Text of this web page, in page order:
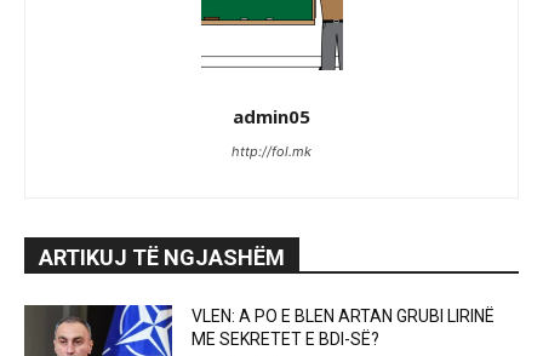
admin05
http://fol.mk
ARTIKUJ TË NGJASHËM
VLEN: A PO E BLEN ARTAN GRUBI LIRINË
ME SEKRETET E BDI-SË?